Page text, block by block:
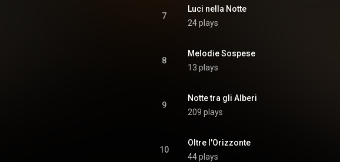
7
Luci nella Notte
24 plays
8
Melodie Sospese
13 plays
9
Notte tra gli Alberi
209 plays
10
Oltre l'Orizzonte
44 plays